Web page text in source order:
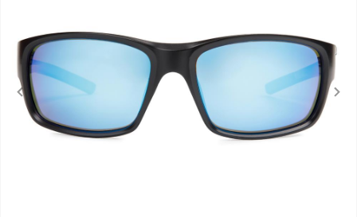
Previous